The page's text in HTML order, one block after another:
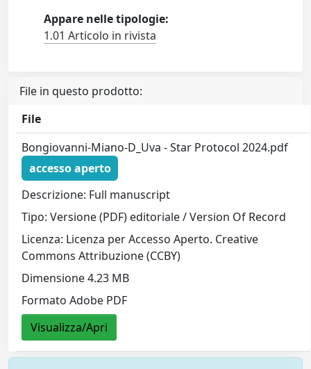
Appare nelle tipologie:
1.01 Articolo in rivista
File in questo prodotto:
File
Bongiovanni-Miano-D_Uva - Star Protocol 2024.pdf
accesso aperto
Descrizione: Full manuscript
Tipo: Versione (PDF) editoriale / Version Of Record
Licenza: Licenza per Accesso Aperto. Creative
Commons Attribuzione (CCBY)
Dimensione 4.23 MB
Formato Adobe PDF
Visualizza/Apri